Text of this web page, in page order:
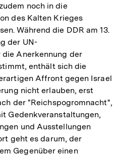
noch in die
des Kalten Krieges
Während die DDR am 13.
der UN-
Anerkennung der
enthält sich die
Affront gegen Israel
nicht erlauben, erst
der "Reichspogromnacht",
Gedenkveranstaltungen,
und Ausstellungen
geht es darum, der
Gegenüber einen